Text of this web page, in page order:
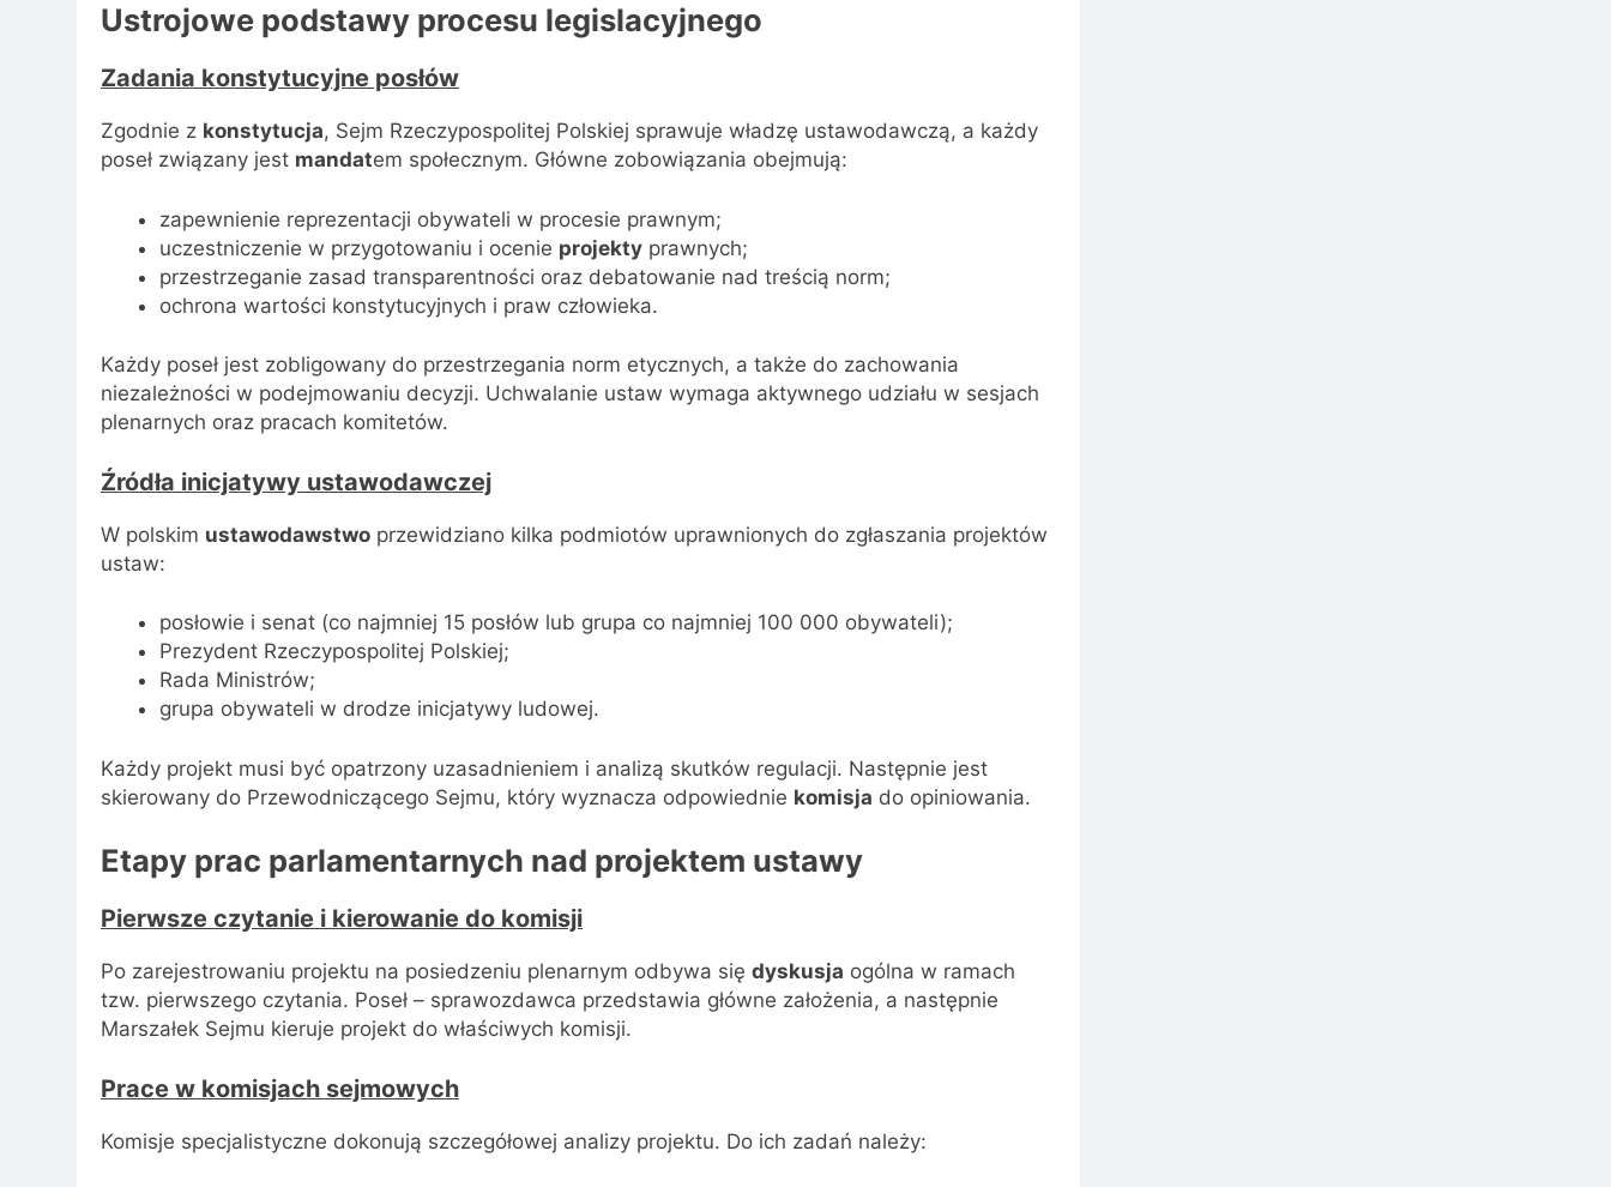
Ustrojowe podstawy procesu legislacyjnego
Zadania konstytucyjne posłów
Zgodnie z konstytucja, Sejm Rzeczypospolitej Polskiej sprawuje władzę ustawodawczą, a każdy
poseł związany jest mandatem społecznym. Główne zobowiązania obejmują:
zapewnienie reprezentacji obywateli w procesie prawnym;
uczestniczenie w przygotowaniu i ocenie projektyprawnych;
przestrzeganie zasad transparentności oraz debatowanie nad treścią norm;
ochrona wartości konstytucyjnych i praw człowieka.
Każdy poseł jest zobligowany do przestrzegania norm etycznych, a także do zachowania
niezależności w podejmowaniu decyzji. Uchwalanie ustaw wymaga aktywnego udziału w sesjach
plenarnych oraz pracach komitetów.
Źródła inicjatywy ustawodawczej
W polskim ustawodawstwo przewidziano kilka podmiotów uprawnionych do zgłaszania projektów
ustaw:
posłowie i senat (co najmniej 15 posłów lub grupa co najmniej 100 000 obywateli);
Prezydent Rzeczypospolitej Polskiej;
Rada Ministrów;
grupa obywateli w drodze inicjatywy ludowej.
Każdy projekt musi być opatrzony uzasadnieniem i analizą skutków regulacji. Następnie jest
skierowany do Przewodniczącego Sejmu, który wyznacza odpowiednie komisja do opiniowania.
Etapy prac parlamentarnych nad projektem ustawy
Pierwsze czytanie i kierowanie do komisji
Po zarejestrowaniu projektu na posiedzeniu plenarnym odbywa się dyskusja ogólna w ramach
tzw. pierwszego czytania. Poseł – sprawozdawca przedstawia główne założenia, a następnie
Marszałek Sejmu kieruje projekt do właściwych komisji.
Prace w komisjach sejmowych
Komisje specjalistyczne dokonują szczegółowej analizy projektu. Do ich zadań należy: